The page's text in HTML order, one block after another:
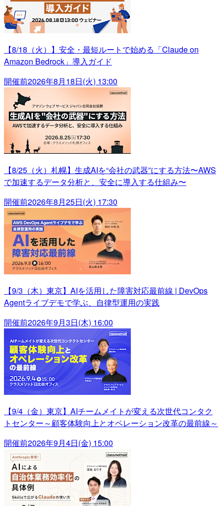
【8/18（火）】安全・最短ルートで始める「Claude on
Amazon Bedrock」導入ガイド
開催前2026年8月18日(火) 13:00
【8/25（火）札幌】生成AIを“会社の武器”にする方法〜AWS
で加速するデータ分析と、安全に導入する仕組み〜
開催前2026年8月25日(火) 17:30
【9/3（木）東京】AIを活用した障害対応最前線 | DevOps
Agentライブデモで学ぶ、自律型運用の実践
開催前2026年9月3日(木) 16:00
【9/4（金）東京】AIチームメイトが変える次世代コンタク
トセンター～顧客体験向上とオペレーション改革の最前線～
開催前2026年9月4日(金) 15:00